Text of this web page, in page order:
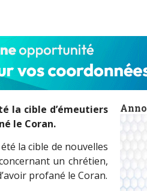
la cible d’émeutiers
le Coran.
la cible de nouvelles
un chrétien,
profané le Coran.